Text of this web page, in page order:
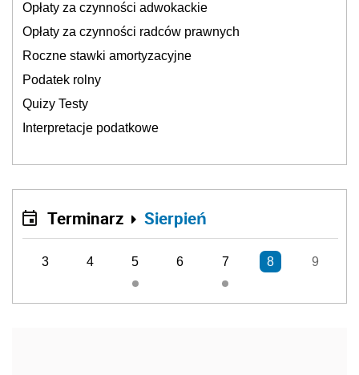
Opłaty za czynności adwokackie
Opłaty za czynności radców prawnych
Roczne stawki amortyzacyjne
Podatek rolny
Quizy Testy
Interpretacje podatkowe
Terminarz Sierpień
3 4 5 6 7 8 9